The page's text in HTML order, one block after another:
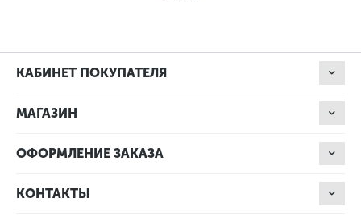
КАБИНЕТ ПОКУПАТЕЛЯ
МАГАЗИН
ОФОРМЛЕНИЕ ЗАКАЗА
КОНТАКТЫ